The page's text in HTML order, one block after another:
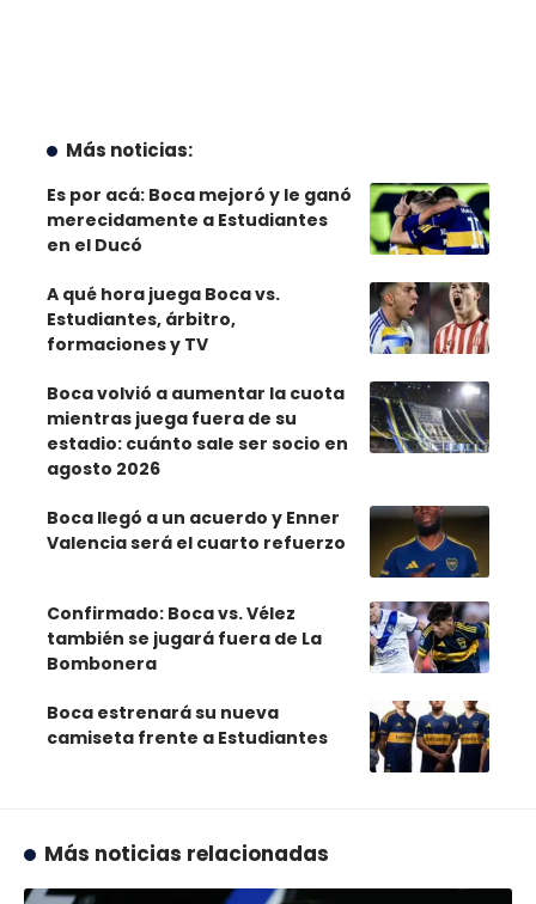
Más noticias:
Es por acá: Boca mejoró y le ganó
merecidamente a Estudiantes
en el Ducó
A qué hora juega Boca vs.
Estudiantes, árbitro,
formaciones y TV
Boca volvió a aumentar la cuota
mientras juega fuera de su
estadio: cuánto sale ser socio en
agosto 2026
Boca llegó a un acuerdo y Enner
Valencia será el cuarto refuerzo
Confirmado: Boca vs. Vélez
también se jugará fuera de La
Bombonera
Boca estrenará su nueva
camiseta frente a Estudiantes
Más noticias relacionadas